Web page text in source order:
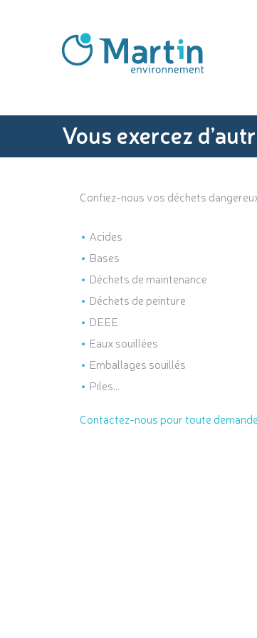
Vous exercez
Confiez-nous vos déchets
Acides
Bases
Déchets de maintenance
Déchets de peinture
DEEE
Eaux souillées
Emballages souillés
Piles…
Contactez-nous pour toute